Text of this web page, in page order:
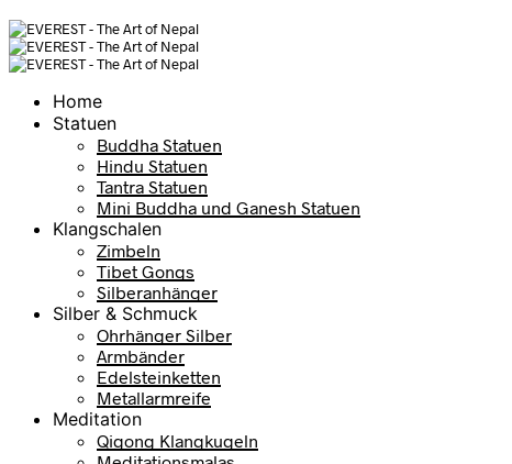
Home
Statuen
Buddha Statuen
Hindu Statuen
Tantra Statuen
Mini Buddha und Ganesh Statuen
Klangschalen
Zimbeln
Tibet Gongs
Silberanhänger
Silber & Schmuck
Ohrhänger Silber
Armbänder
Edelsteinketten
Metallarmreife
Meditation
Qigong Klangkugeln